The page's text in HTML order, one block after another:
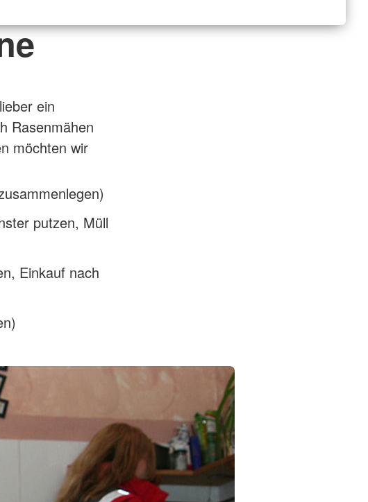
ein
Rasenmähen
möchten wir
putzen, Müll
Einkauf nach